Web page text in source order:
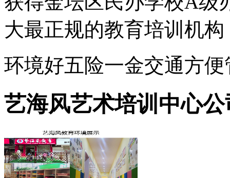
环境好五险一金交通方便
艺海风艺术培训中心